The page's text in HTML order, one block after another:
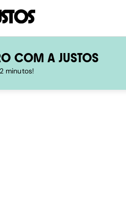
COM A JUSTOS
minutos!